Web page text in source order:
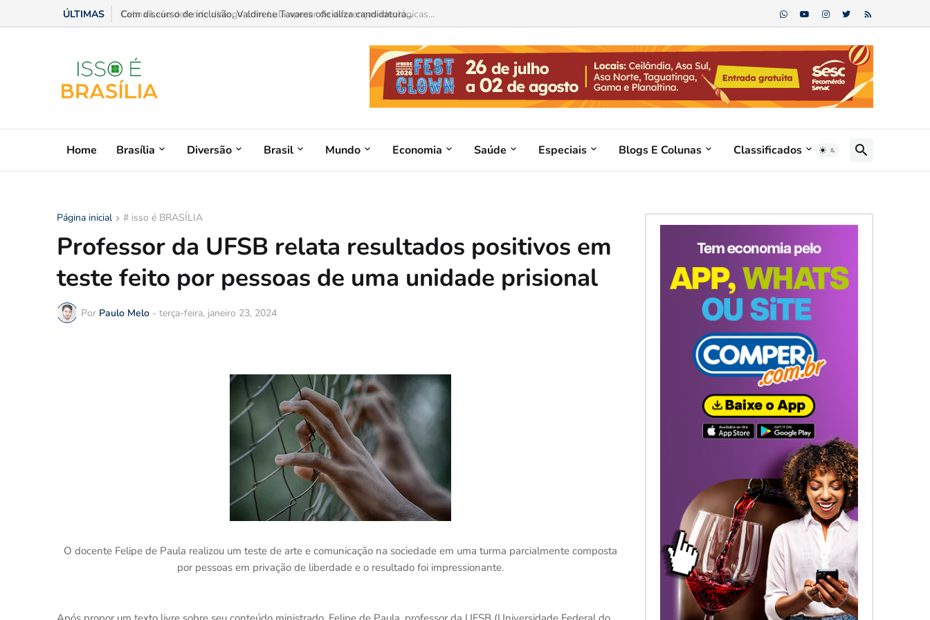
ÚLTIMAS Celina Leão defende diálogo com Lula apesar de diferenças ideológicas...
Home Brasília Diversão Brasil Mundo Economia Saúde Especiais Blogs E Colunas Classificados
Página inicial # isso é BRASÍLIA
Professor da UFSB relata resultados positivos em
teste feito por pessoas de uma unidade prisional
Por Paulo Melo - terça-feira, janeiro 23, 2024
O docente Felipe de Paula realizou um teste de arte e comunicação na sociedade em uma turma parcialmente composta
por pessoas em privação de liberdade e o resultado foi impressionante.